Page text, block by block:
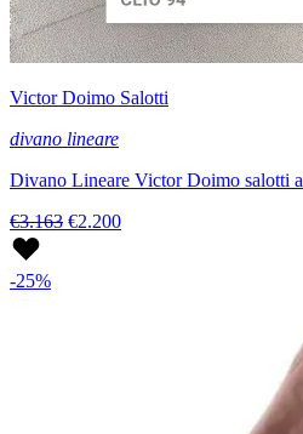
Victor Doimo Salotti
divano lineare
Divano Lineare Victor Doimo salotti
€3.163 €2.200
-25%